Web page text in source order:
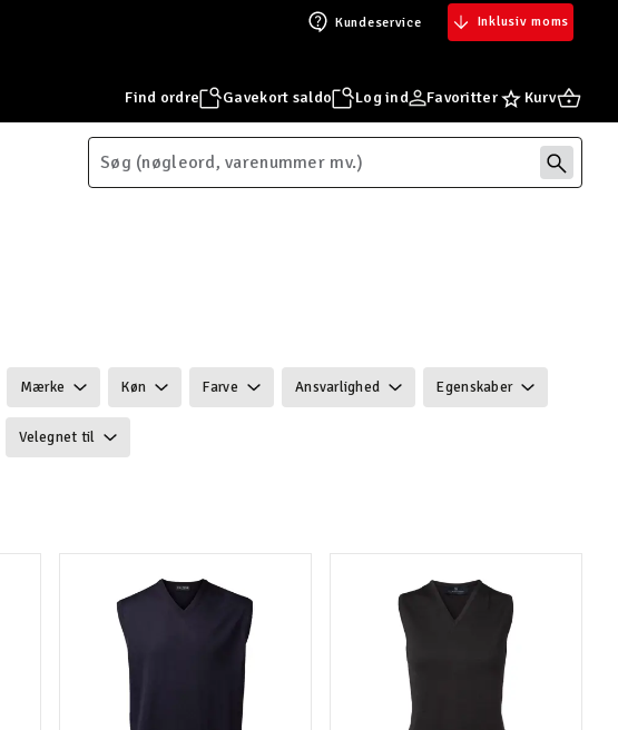
Kundeservice Inklusiv moms
Find ordre Gavekort saldo Log ind Favoritter Kurv
Mærke Køn Farve Ansvarlighed Egenskaber
Velegnet til